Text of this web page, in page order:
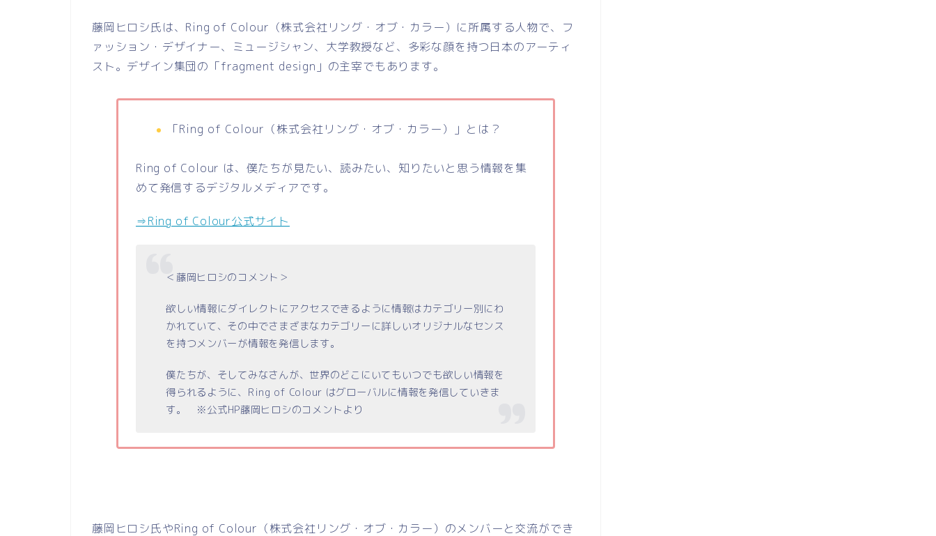
藤岡ヒロシ氏は、 Ring of Colour （株式会社リング・オブ・カラー）に所属する人物で、フ
ァッション・デザイナー、ミュージシャン、大学教授など、多彩な顔を持つ日本のアーティ
スト。デザイン集団の「fragment design 」の主宰でもあります。
「Ring of Colour （株式会社リング・オブ・カラー）」とは？
Ring of Colour は、僕たちが見たい、読みたい、知りたいと思う情報を集
めて発信するデジタルメディアです。
⇒Ring of Colour公式サイト
＜藤岡ヒロシのコメント＞
欲しい情報にダイレクトにアクセスできるように情報はカテゴリー別にわ
かれていて、その中でさまざまなカテゴリーに詳しいオリジナルなセンス
を持つメンバーが情報を発信します。
僕たちが、そしてみなさんが、世界のどこにいてもいつでも欲しい情報を
得られるように、 Ring of Colour はグローバルに情報を発信していきま
す。 ※公式HP藤岡ヒロシのコメントより
藤岡ヒロシ氏やRing of Colour （株式会社リング・オブ・カラー）のメンバーと交流ができ